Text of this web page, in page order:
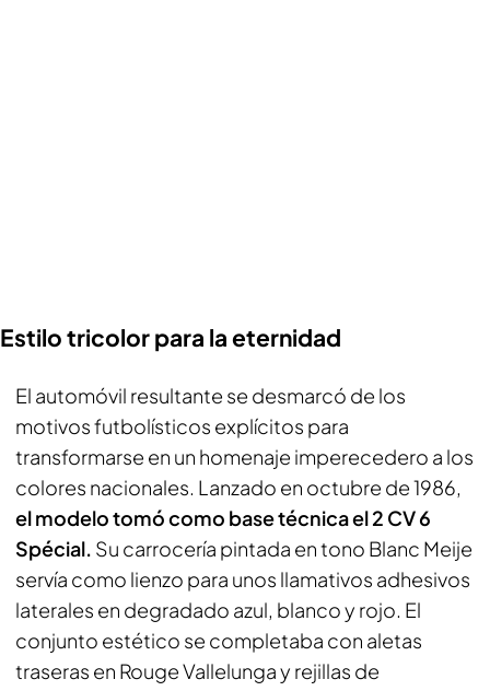
Estilo tricolor para la eternidad
El automóvil resultante se desmarcó de los
motivos futbolísticos explícitos para
transformarse en un homenaje imperecedero a los
colores nacionales. Lanzado en octubre de 1986,
el modelo tomó como base técnica el 2 CV 6
Spécial. Su carrocería pintada en tono Blanc Meije
servía como lienzo para unos llamativos adhesivos
laterales en degradado azul, blanco y rojo. El
conjunto estético se completaba con aletas
traseras en Rouge Vallelunga y rejillas de